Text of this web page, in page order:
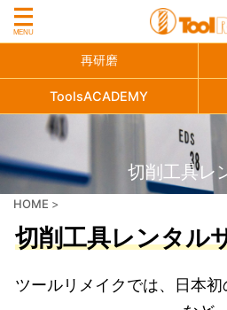
再研磨
ToolsACADEMY
切削工具レ
HOME >
切削工具レンタル
ツールリメイクでは、日本